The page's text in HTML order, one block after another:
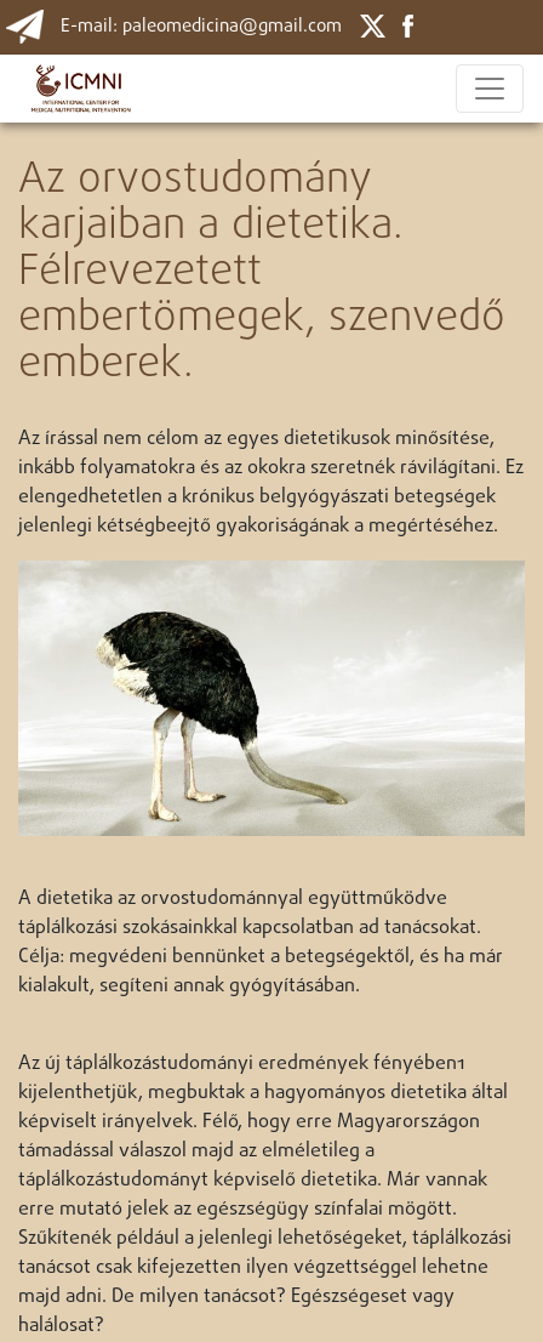
E-mail: paleomedicina@gmail.com
Az orvostudomány
karjaiban a dietetika.
Félrevezetett
embertömegek, szenvedő
emberek.
Az írással nem célom az egyes dietetikusok minősítése,
inkább folyamatokra és az okokra szeretnék rávilágítani. Ez
elengedhetetlen a krónikus belgyógyászati betegségek
jelenlegi kétségbeejtő gyakoriságának a megértéséhez.
A dietetika az orvostudománnyal együttműködve
táplálkozási szokásainkkal kapcsolatban ad tanácsokat.
Célja: megvédeni bennünket a betegségektől, és ha már
kialakult, segíteni annak gyógyításában.
Az új táplálkozástudományi eredmények fényében1
kijelenthetjük, megbuktak a hagyományos dietetika által
képviselt irányelvek. Félő, hogy erre Magyarországon
támadással válaszol majd az elméletileg a
táplálkozástudományt képviselő dietetika. Már vannak
erre mutató jelek az egészségügy színfalai mögött.
Szűkítenék például a jelenlegi lehetőségeket, táplálkozási
tanácsot csak kifejezetten ilyen végzettséggel lehetne
majd adni. De milyen tanácsot? Egészségeset vagy
halálosat?